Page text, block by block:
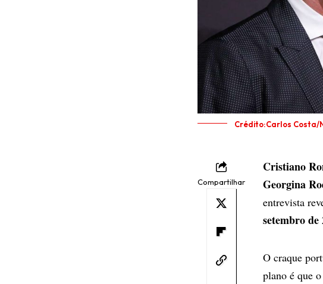
Crédito:Carlos Costa/
Compartilhar
Cristiano
Georgina
entrevista
setembro de
O craque
plano é que